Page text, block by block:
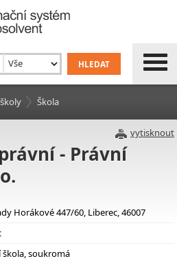
Škola
vytisknout
- Právní
Horákové 447/60, Liberec, 46007
soukromá